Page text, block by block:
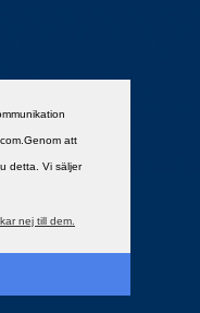
att
detta. Vi säljer
nej till dem.